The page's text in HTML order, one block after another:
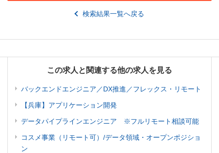
検索結果一覧へ戻る
この求人と関連する他の求人を見る
バックエンドエンジニア／DX推進／フレックス・リモート
【兵庫】アプリケーション開発
データパイプラインエンジニア ※フルリモート相談可能
コスメ事業（リモート可）/データ領域・オープンポジショ
ン